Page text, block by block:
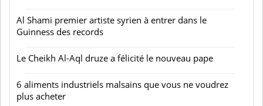
Al Shami premier artiste syrien à entrer dans le
Guinness des records
Le Cheikh Al-Aql druze a félicité le nouveau pape
6 aliments industriels malsains que vous ne voudrez
plus acheter